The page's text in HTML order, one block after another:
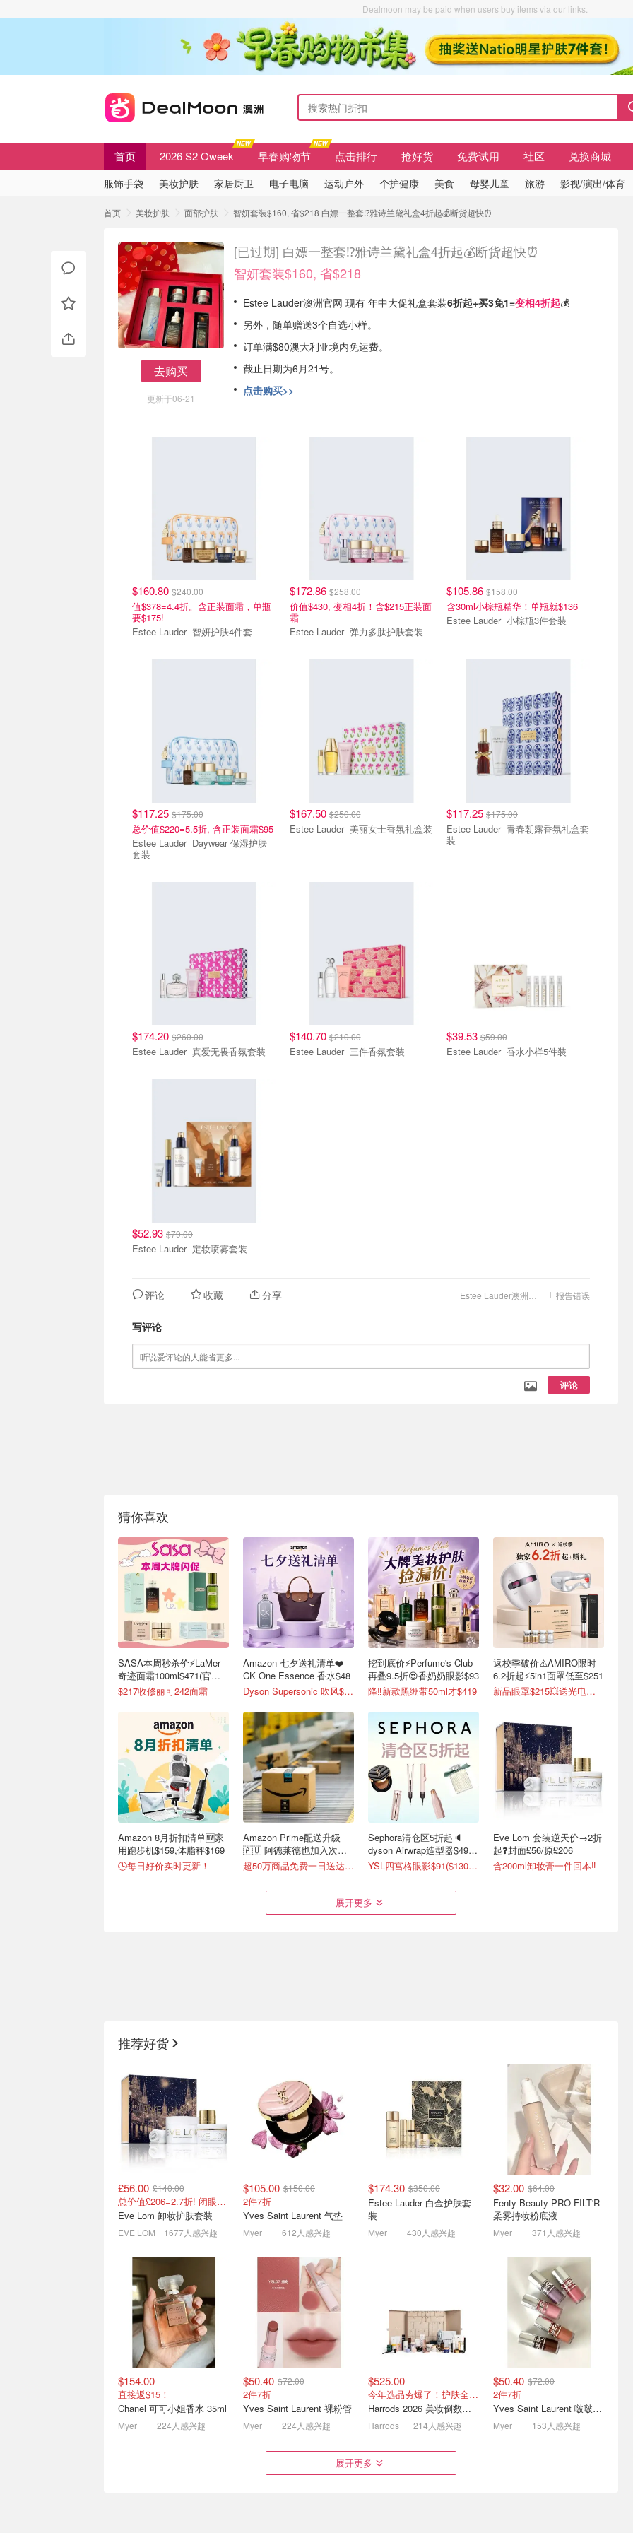
Dealmoon may be paid when users buy items via our links.
首页 2026 S2 Oweek 早春购物节 点击排行 抢好货 免费试用 社区 兑换商城
服饰手袋 美妆护肤 家居厨卫 电子电脑 运动户外 个护健康 美食 母婴儿童 旅游 影视/演出/体育
首页 美妆护肤 面部护肤 智妍套装$160, 省$218 白嫖一整套⁉️雅诗兰黛礼盒4折起💰断货超快⏰
去购买
更新于06-21
[已过期] 白嫖一整套⁉️雅诗兰黛礼盒4折起💰断货超快⏰
智妍套装$160, 省$218
Estee Lauder澳洲官网 现有 年中大促礼盒套装6折起+买3免1=变相4折起💰
另外，随单赠送3个自选小样。
订单满$80澳大利亚境内免运费。
截止日期为6月21号。
点击购买>>
$160.80 $240.00
值$378=4.4折。含正装面霜，单瓶
要$175!
Estee Lauder 智妍护肤4件套
$172.86$258.00
价值$430, 变相4折！含$215正装面
霜
Estee Lauder 弹力多肽护肤套装
$105.86 $158.00
含30ml小棕瓶精华！单瓶就$136
Estee Lauder 小棕瓶3件套装
$117.25 $175.00
总价值$220=5.5折, 含正装面霜$95
Estee Lauder Daywear 保湿护肤
套装
$167.50$250.00
Estee Lauder 美丽女士香氛礼盒装
$117.25 $175.00
Estee Lauder 青春朝露香氛礼盒套
装
$174.20 $260.00
Estee Lauder 真爱无畏香氛套装
$140.70$210.00
Estee Lauder 三件香氛套装
$39.53 $59.00
Estee Lauder 香水小样5件装
$52.93 $79.00
Estee Lauder 定妆喷雾套装
报告错误
评论 收藏 分享
写评论
评论
猜你喜欢
SASA本周秒杀价⚡️LaMer
奇迹面霜100ml$471(官
$980)
$217收修丽可242面霜
Amazon 8月折扣清单🆕家
用跑步机$159,体脂秤$169
🕒每日好价实时更新！
Amazon 七夕送礼清单❤️
CK One Essence 香水$48
Dyson Supersonic 吹风$548
Amazon Prime配送升级
🇦🇺 阿德莱德也加入次日
达！
超50万商品免费一日送达📦
挖到底价⚡Perfume's Club
再叠9.5折😍香奶奶眼影$93
降‼️新款黑绷带50ml才$419
Sephora清仓区5折起🔈
dyson Airwrap造型器$499
💥
YSL四宫格眼影$91($130)👀
返校季破价⚠️AMIRO限时
6.2折起⚡️5in1面罩低至$251
新品眼罩$215💥送光电眼霜！
Eve Lom 套装逆天价→2折
起❓封面£56/原£206
含200ml卸妆膏一件回本‼️
装7折起❤️‍🔥三件套直省$195
降⚡日晚霜经典组合$281
Sephora新人8.5折👉 Rare
腮红$24 Hourglass遮瑕液
$29
APP专属📱收Dior/欧缇丽等
SK-II好价回归！全线8折💥
入门套组$111🚀比单买划
算！
大红瓶面霜50g仅$168
修丽可官网 套装7.4折起🤩
CE+紫米精华2件套
$346($433)
旅行四件套$159🉐$216❗️
The Ordinary本季护肤精选
烟酰胺精华 $10
Amazon美妆冬促2.9折起
❄️OGX洗发水$11 雅漾大喷
$8
Aveeno保湿身体乳$12/1L
Fresh Beauty 美妆护肤折
上折💥La Mer神奇面霜
$515→官$955
捡漏‼️赫莲娜黑绷带省$294
3折买雅诗兰黛‼️小棕瓶精华
100ml仅$136👉官
$199/50ml
小棕瓶眼霜$66💥省下$79
告别高价转运🩷PB爆款小
韩彩妆护肤‼️额外9.5折
Torriden玻尿酸精华$26
展开更多
推荐好货
£56.00 £140.00
总价值£206=2.7折! 闭眼冲这套
Eve Lom 卸妆护肤套装
EVE LOM 1677人感兴趣
$105.00 $150.00
2件7折
Yves Saint Laurent 气垫
Myer 612人感兴趣
$174.30 $350.00
Estee Lauder 白金护肤套
装
Myer 430人感兴趣
$32.00 $64.00
Fenty Beauty PRO FILT'R
柔雾持妆粉底液
Myer 371人感兴趣
$154.00
直接返$15！
Chanel 可可小姐香水 35ml
Myer 224人感兴趣
$50.40 $72.00
2件7折
Yves Saint Laurent 裸粉管
Myer 224人感兴趣
$525.00
今年选品夯爆了！护肤全线都很绝
Harrods 2026 美妆倒数日历
Harrods 214人感兴趣
$50.40 $72.00
2件7折
Yves Saint Laurent 啵啵唇冻
Myer 153人感兴趣
展开更多